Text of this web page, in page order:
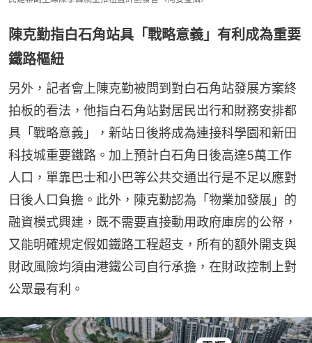
陳克勤指白石角站具「戰略意義」有利成為重要
鐵路樞紐
另外，記者會上陳克勤被問到對白石角站發展方案終
拍板的看法，他指白石角站對居民岀行和財務安排都
具「戰略意義」，新站日後將成為連接科學園和新田
科技城重要鐵路。加上預計白石角日後高達5萬工作
人口，單靠巴士和小巴等公共交通岀行是不足以應對
日後人口負擔。此外，陳克勤認為「物業加發展」的
融資模式興建，既不需要直接動用政府庫房的公帑，
又能明確規定假如鐵路工程超支，所有的額外開支與
財政風險均須由港鐵公司自行承擔，在財政控制上對
公眾最有利。